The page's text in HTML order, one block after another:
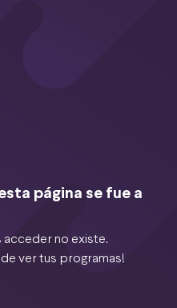
página se fue a
acceder no existe.
de ver tus programas!